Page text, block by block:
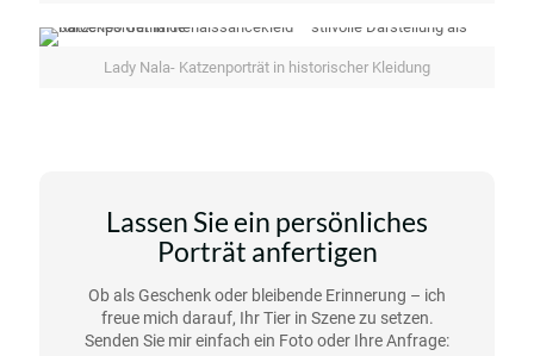
Lady Nala- Katzenporträt in historischer Kleidung
Lassen Sie ein persönliches
Porträt anfertigen
Ob als Geschenk oder bleibende Erinnerung – ich
freue mich darauf, Ihr Tier in Szene zu setzen.
Senden Sie mir einfach ein Foto oder Ihre Anfrage: